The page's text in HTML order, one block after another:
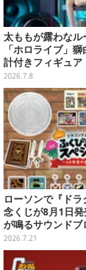
太ももが露わなル
「ホロライブ」
計付きフィギュア
ス」が7月第5週よ
展開
2026.7.8
ローソンで『ド
念くじが8月1日発
が鳴るサウンドブ
者＆スライムのフ
シリーズを振り
さん
2026.7.21